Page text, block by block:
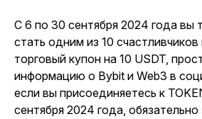
С 6 по 30 сентября 2024 года вы
стать одним из 10 счастливчиков
торговый купон на 10 USDT,
информацию о Bybit и Web3 в
если вы присоединяетесь к
сентября 2024 года,